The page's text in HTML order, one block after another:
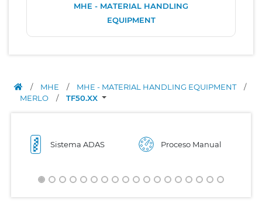
MHE - MATERIAL HANDLING
EQUIPMENT
/ MHE / MHE - MATERIAL HANDLING EQUIPMENT
/
MERLO
/ TF50.XX
Sistema ADAS Proceso Manual